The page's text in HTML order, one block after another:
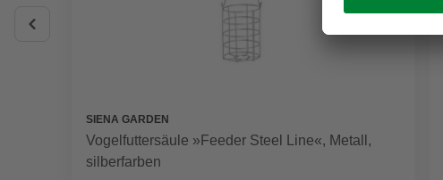
SIENA GARDEN
Vogelfuttersäule »Feeder Steel Line«, Metall,
silberfarben